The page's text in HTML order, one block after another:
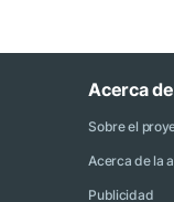
Acerca
Sobre el
Acerca de la
Publicidad